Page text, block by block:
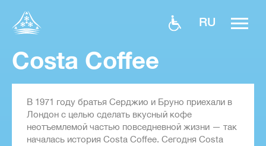
RU
Costa Coffee
В 1971 году братья Серджио и Бруно приехали в
Лондон с целью сделать вкусный кофе
неотъемлемой частью повседневной жизни — так
началась история Costa Coffee. Сегодня Costa